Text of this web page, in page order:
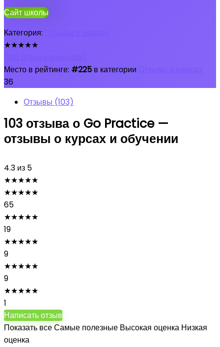
Сайт школы
Категория:
★★★★★
Место в рейтинге: #225 в категории
36
Отзывы (103)
103 отзыва о Go Practice —
отзывы о курсах и обучении
4.3 из 5
★★★★★
★★★★★
65
★★★★★
19
★★★★★
9
★★★★★
9
★★★★★
1
Написать отзыв
Показать всеСамые полезные Высокая оценка Низкая
оценка